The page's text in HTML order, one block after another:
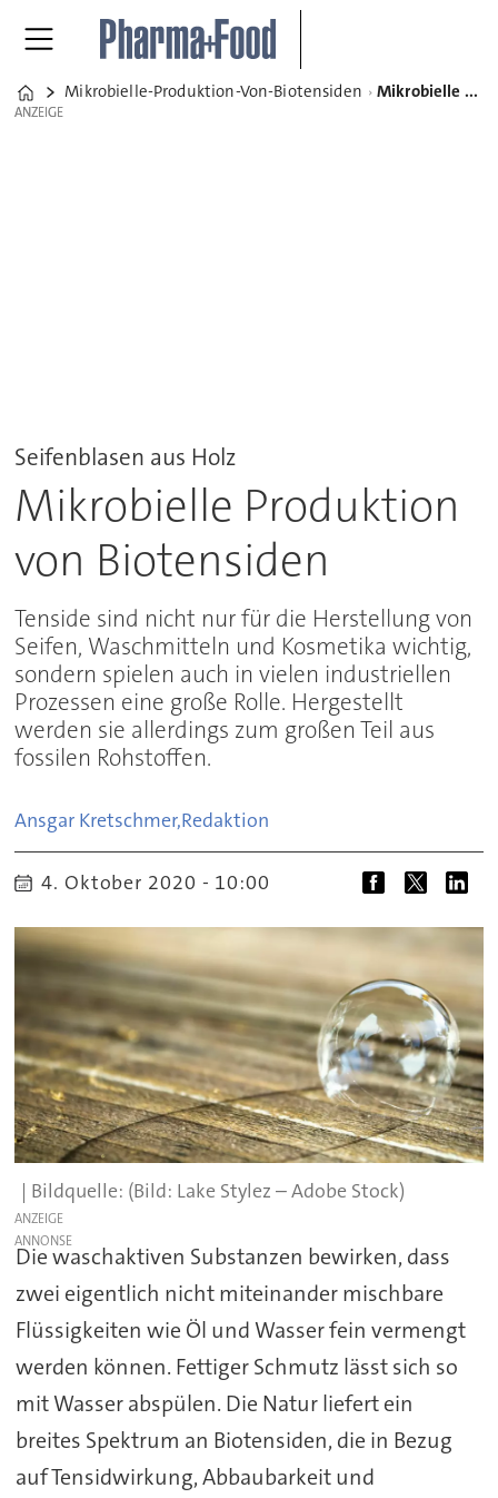
Home
Mikrobielle-Produktion-Von-Biotensiden Mikrobielle Produktion von Biotensiden
ANZEIGE
ANZEIGE
Seifenblasen aus Holz
Mikrobielle Produktion
von Biotensiden
Tenside sind nicht nur für die Herstellung von
Seifen, Waschmitteln und Kosmetika wichtig,
sondern spielen auch in vielen industriellen
Prozessen eine große Rolle. Hergestellt
werden sie allerdings zum großen Teil aus
fossilen Rohstoffen.
Ansgar Kretschmer,Redaktion
4. Oktober 2020 - 10:00
(Bild: Lake Stylez – Adobe Stock)
ANZEIGE
Die waschaktiven Substanzen bewirken, dass
zwei eigentlich nicht miteinander mischbare
Flüssigkeiten wie Öl und Wasser fein vermengt
werden können. Fettiger Schmutz lässt sich so
mit Wasser abspülen. Die Natur liefert ein
breites Spektrum an Biotensiden, die in Bezug
auf Tensidwirkung, Abbaubarkeit und